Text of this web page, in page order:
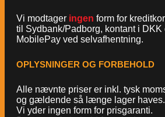
Vi modtager ingen form for
til Sydbank/Padborg, kontant i
MobilePay ved selvafhentning.
OPLYSNINGER OG FORBEHOLD
Alle nævnte priser er inkl. tysk
og gældende så længe lager haves.
Vi yder ingen form for prisgaranti.